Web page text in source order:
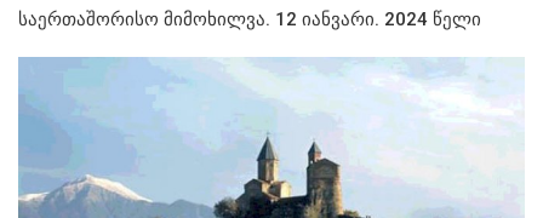
საერთაშორისო მიმოხილვა. 12 იანვარი. 2024 წელი